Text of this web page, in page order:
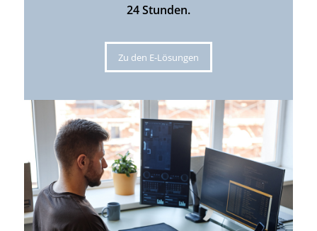
24 Stunden.
Zu den E-Lösungen